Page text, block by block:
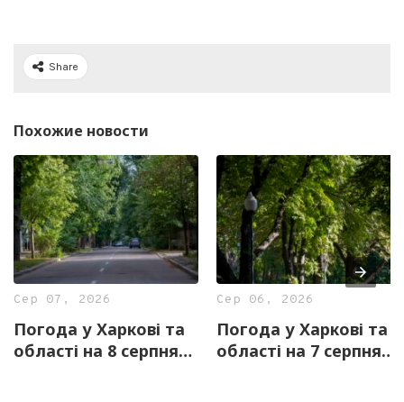
Share
Похожие новости
Сер 07, 2026
Погода у Харкові та
області на 8 серпня
Сер 06, 2026
Погода у Харкові та
області на 7 серпня